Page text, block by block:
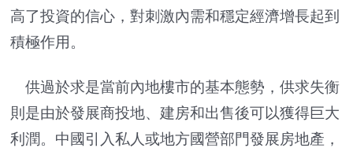
高了投資的信心，對刺激內需和穩定經濟增長起到
積極作用。
供過於求是當前內地樓市的基本態勢，供求失衡
則是由於發展商投地、建房和出售後可以獲得巨大
利潤。中國引入私人或地方國營部門發展房地產，